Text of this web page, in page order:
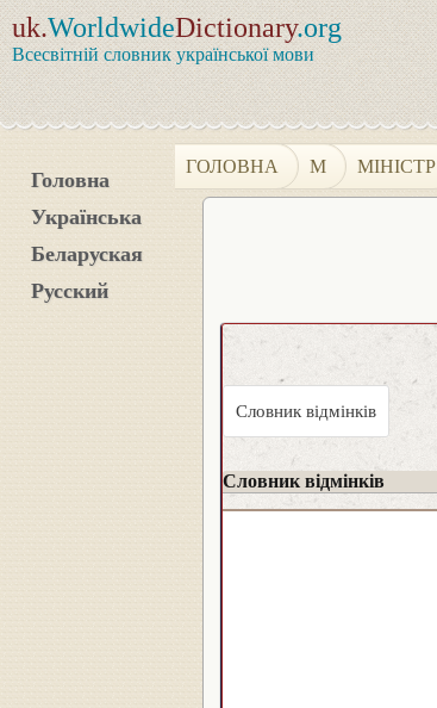
uk.WorldwideDictionary.org
Всесвітній словник української мови
Головна
Українська
Беларуская
Русский
ГОЛОВНА М МІНІСТР
Словник відмінків
Словник відмінків